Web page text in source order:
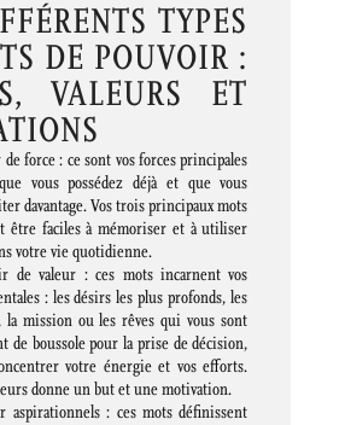
TYPES
DE POUVOIR :
VALEURS ET
force : ce sont vos forces principales
vous possédez déjà et que vous
davantage. Vos trois principaux mots
être faciles à mémoriser et à utiliser
votre vie quotidienne.
de valeur : ces mots incarnent vos
: les désirs les plus profonds, les
la mission ou les rêves qui vous sont
de boussole pour la prise de décision,
votre énergie et vos efforts.
donne un but et une motivation.
aspirationnels : ces mots définissent